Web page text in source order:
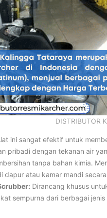
DISTRIBUTOR
ini sangat efektif untuk
pribadi dengan tekanan air
tanpa bahan kimia.
dapur atau kamar mandi
Dirancang khusus
sempurna dari berbagai jenis